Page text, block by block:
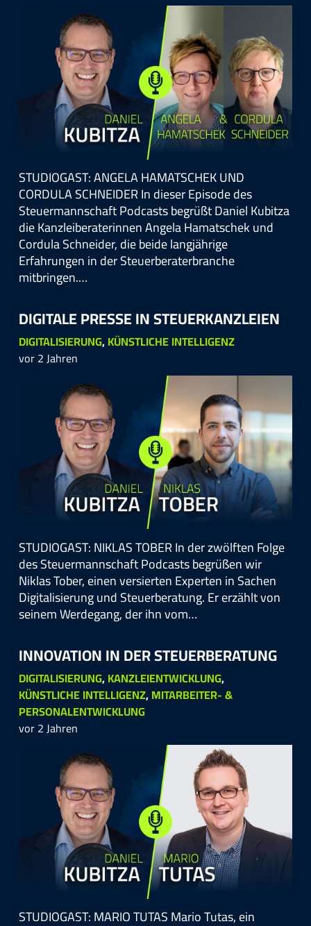
STUDIOGAST: ANGELA HAMATSCHEK UND
CORDULA SCHNEIDER In dieser Episode des
Steuermannschaft Podcasts begrüßt Daniel Kubitza
die Kanzleiberaterinnen Angela Hamatschek und
Cordula Schneider, die beide langjährige
Erfahrungen in der Steuerberaterbranche
mitbringen.…
DIGITALE PRESSE IN STEUER­KANZLEIEN
DIGITALISIERUNG,KÜNSTLICHE INTELLIGENZ
vor 2 Jahren
STUDIOGAST: NIKLAS TOBER In der zwölften Folge
des Steuermannschaft Podcasts begrüßen wir
Niklas Tober, einen versierten Experten in Sachen
Digitalisierung und Steuerberatung. Er erzählt von
seinem Werdegang, der ihn vom…
INNO­VATION IN DER STEUER­BERATUNG
DIGITALISIERUNG,KANZLEIENTWICKLUNG,
KÜNSTLICHE INTELLIGENZ,MITARBEITER- &
PERSONALENTWICKLUNG
vor 2 Jahren
STUDIOGAST: MARIO TUTAS Mario Tutas, ein